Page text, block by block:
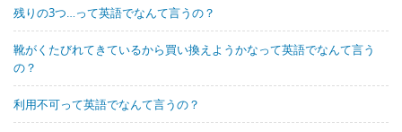
残りの3つ…って英語でなんて言うの？
靴がくたびれてきているから買い換えようかなって英語でなんて言う
の？
利用不可って英語でなんて言うの？